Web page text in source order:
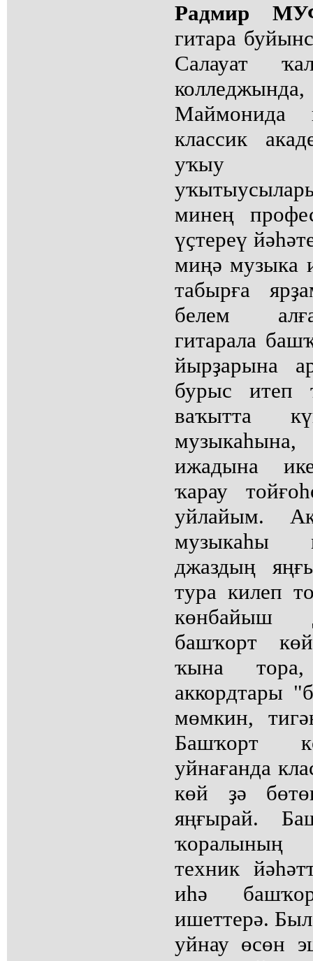
Радмир
гитара
Салауат
Маймонида
классик
уҡыу
минең
үҫтереү
миңә музыка
табырға
белем
гитарала
йырҙарына
бурыс
ваҡытта
ижадына
ҡарау
уйлайым.
музыкаһы
джаздың
тура килеп
көнбайыш
башҡорт
ҡына
аккордтары
мөмкин,
Башҡорт
уйнағанда
көй ҙә
яңғырай.
ҡоралының
техник
иһә
ишеттерә.
уйнау өсөн